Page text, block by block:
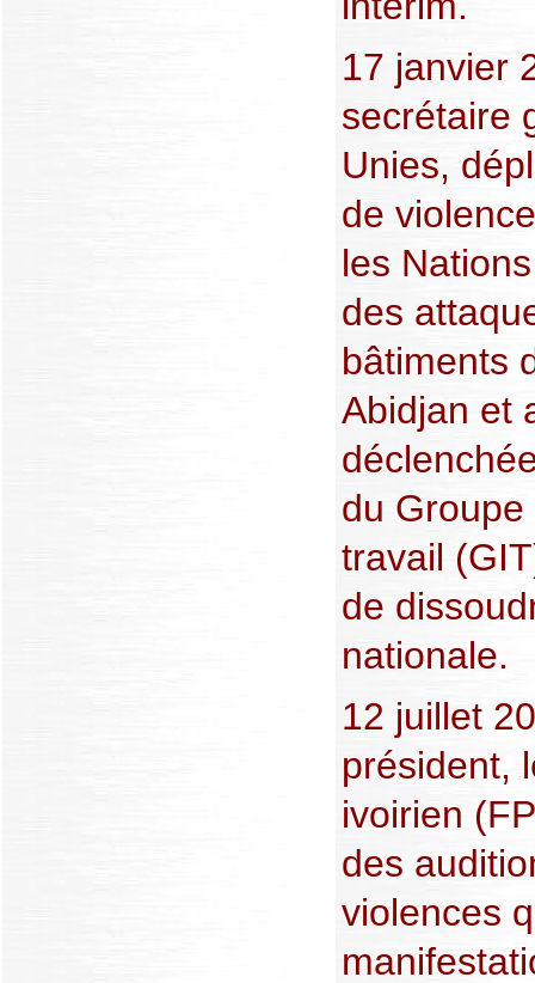
17 janvier
secrétaire
Unies,
de
les
des
bâtiments
Abidjan et
du
travail
de
nationale.
12 juillet
président,
ivoirien
des
violences